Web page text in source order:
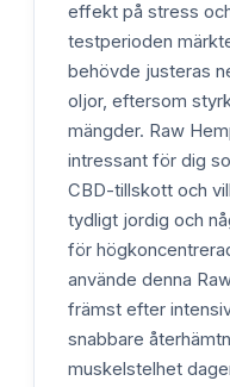
effekt på stress
testperioden
behövde justeras
oljor, eftersom
mängder. Raw
intressant för dig
CBD-tillskott och
tydligt jordig och
för
använde denna
främst efter
snabbare
muskelstelhet